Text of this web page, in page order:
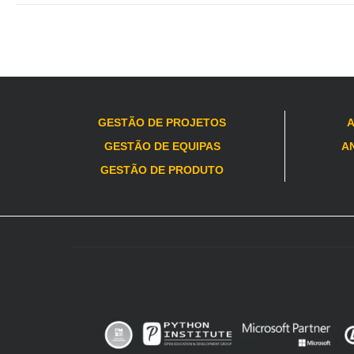
GESTÃO DE PROJETOS
GESTÃO DE EQUIPAS
GESTÃO DE PRODUTO